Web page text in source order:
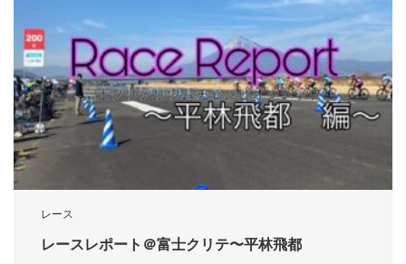
レース
レースレポート＠富士クリテ〜平林飛都